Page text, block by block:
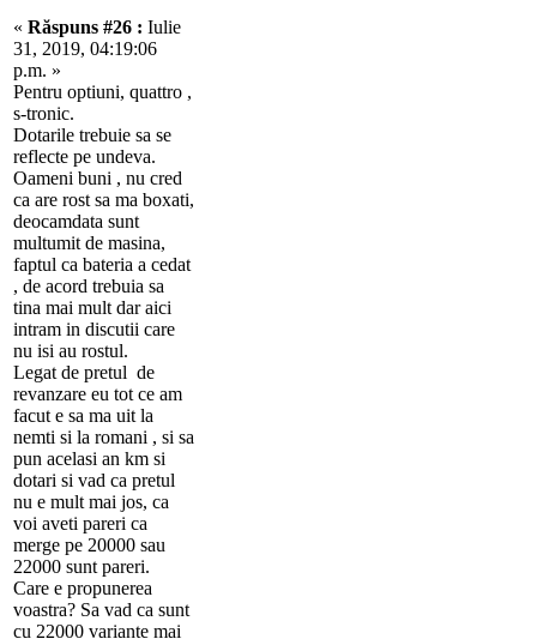
« Răspuns #26 : Iulie
31, 2019, 04:19:06
p.m. »
Pentru optiuni, quattro ,
s-tronic.
Dotarile trebuie sa se
reflecte pe undeva.
Oameni buni , nu cred
ca are rost sa ma boxati,
deocamdata sunt
multumit de masina,
faptul ca bateria a cedat
, de acord trebuia sa
tina mai mult dar aici
intram in discutii care
nu isi au rostul.
Legat de pretul de
revanzare eu tot ce am
facut e sa ma uit la
nemti si la romani , si sa
pun acelasi an km si
dotari si vad ca pretul
nu e mult mai jos, ca
voi aveti pareri ca
merge pe 20000 sau
22000 sunt pareri.
Care e propunerea
voastra? Sa vad ca sunt
cu 22000 variante mai